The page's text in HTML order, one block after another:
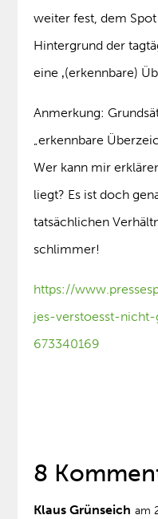
weiter fest, dem
Hintergrund der
eine ‚(erkennbare)
Anmerkung:
„erkennbare
Wer kann mir
liegt? Es ist doch
tatsächlichen
schlimmer!
https://
jes-verstoesst-
673340169
8
Klaus Grünseich am